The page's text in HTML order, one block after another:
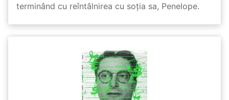
terminând cu reîntâlnirea cu soția sa, Penelope.